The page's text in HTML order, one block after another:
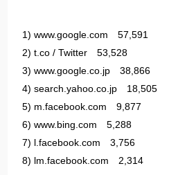
1) www.google.com 57,591
2) t.co / Twitter 53,528
3) www.google.co.jp 38,866
4) search.yahoo.co.jp 18,505
5) m.facebook.com 9,877
6) www.bing.com 5,288
7) l.facebook.com 3,756
8) lm.facebook.com 2,314